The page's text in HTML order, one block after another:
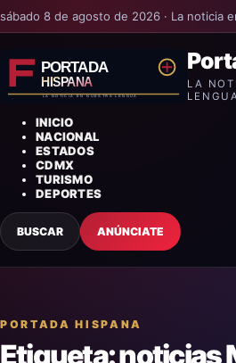
sábado 8 de agosto de 2026 · La noticia
LA
INICIO
NACIONAL
ESTADOS
CDMX
TURISMO
DEPORTES
BUSCAR ANÚNCIATE
PORTADA HISPANA
Etiqueta:noticias